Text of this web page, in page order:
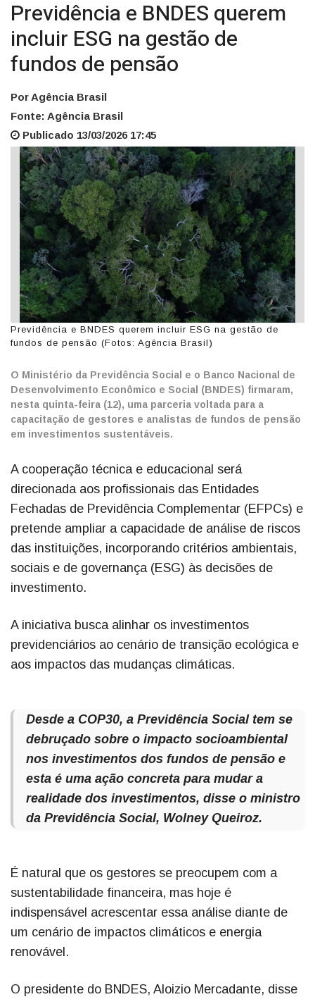
Previdência e BNDES querem
incluir ESG na gestão de
fundos de pensão
Por Agência Brasil
Fonte: Agência Brasil
Publicado 13/03/2026 17:45
Previdência e BNDES querem incluir ESG na gestão de
fundos de pensão (Fotos: Agência Brasil)
O Ministério da Previdência Social e o Banco Nacional de
Desenvolvimento Econômico e Social (BNDES) firmaram,
nesta quinta-feira (12), uma parceria voltada para a
capacitação de gestores e analistas de fundos de pensão
em investimentos sustentáveis.
A cooperação técnica e educacional será
direcionada aos profissionais das Entidades
Fechadas de Previdência Complementar (EFPCs) e
pretende ampliar a capacidade de análise de riscos
das instituições, incorporando critérios ambientais,
sociais e de governança (ESG) às decisões de
investimento.
A iniciativa busca alinhar os investimentos
previdenciários ao cenário de transição ecológica e
aos impactos das mudanças climáticas.
Desde a COP30, a Previdência Social tem se
debruçado sobre o impacto socioambiental
nos investimentos dos fundos de pensão e
esta é uma ação concreta para mudar a
realidade dos investimentos, disse o ministro
da Previdência Social, Wolney Queiroz.
É natural que os gestores se preocupem com a
sustentabilidade financeira, mas hoje é
indispensável acrescentar essa análise diante de
um cenário de impactos climáticos e energia
renovável.
O presidente do BNDES, Aloizio Mercadante, disse